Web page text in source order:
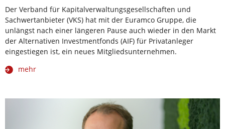
Der Verband für Kapitalverwaltungsgesellschaften und
Sachwertanbieter (VKS) hat mit der Euramco Gruppe, die
unlängst nach einer längeren Pause auch wieder in den Markt
der Alternativen Investmentfonds (AIF) für Privatanleger
eingestiegen ist, ein neues Mitgliedsunternehmen.
mehr